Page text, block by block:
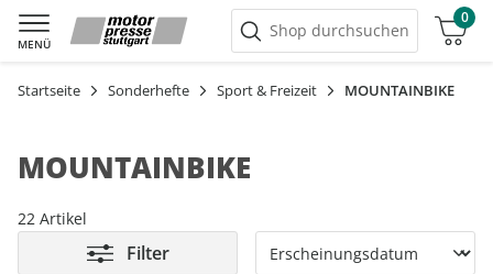
MENÜ
Shop durchsuchen
0
Warenkorb
Startseite Sonderhefte Sport & Freizeit MOUNTAINBIKE
MOUNTAINBIKE
22 Artikel
Filter